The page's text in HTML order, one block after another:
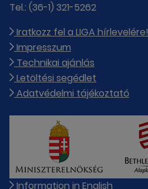
Tel.: (36-1) 321-5262
Iratkozz fel a LIGA hírlevelére!
Impresszum
Technikai ajánlás
Letöltési segédlet
Adatvédelmi tájékoztató
Information in English